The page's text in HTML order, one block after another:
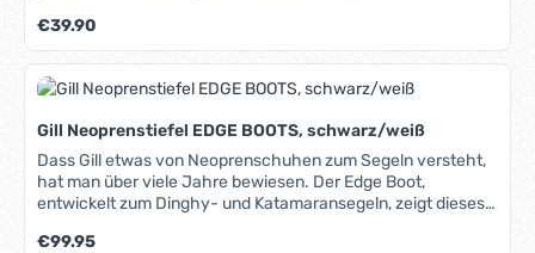
sicheren Stand auch auf nassen Oberflächen. Durch den
Klettverschluss am Spann sitzt der Schuh sicher am Fuß.
Der Vorderfuß verfügt über eine Gummibeschichtung,
sodass das Neopren nicht durch Ausreitgurte oder
ideal auch zum Kanufahren, Surfen, Standup-Paddeln u.v.m.
Regulärer Preis:
€39.90
Gill Neoprenstiefel EDGE BOOTS, schwarz/weiß
Dass Gill etwas von Neoprenschuhen zum Segeln versteht,
hat man über viele Jahre bewiesen. Der Edge Boot,
entwickelt zum Dinghy- und Katamaransegeln, zeigt dieses
Halt und hat auch Grip, wenn man schräg steht. Gleichzeitig
Regulärer Preis:
€99.95